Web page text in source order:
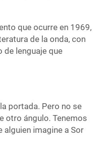
que ocurre en 1969,
de la onda, con
de lenguaje que
portada. Pero no se
otro ángulo. Tenemos
imagine a Sor